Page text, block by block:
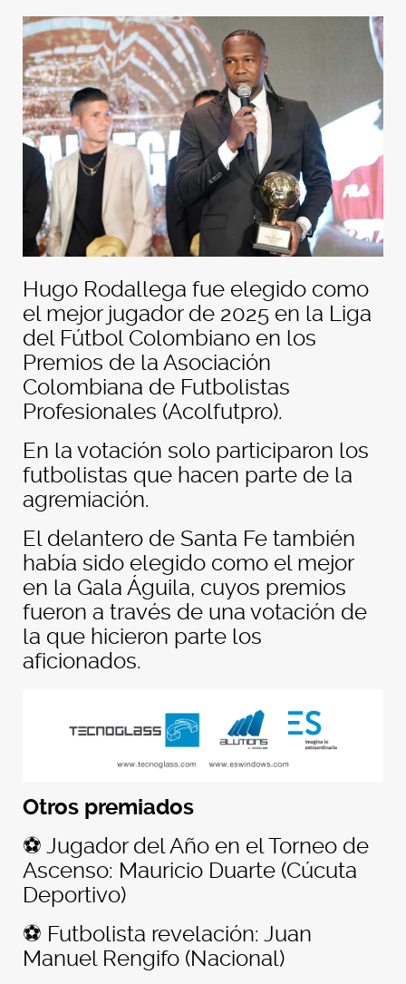
Hugo Rodallega fue elegido como
el mejor jugador de 2025 en la Liga
del Fútbol Colombiano en los
Premios de la Asociación
Colombiana de Futbolistas
Profesionales (Acolfutpro).
En la votación solo participaron los
futbolistas que hacen parte de la
agremiación.
El delantero de Santa Fe también
había sido elegido como el mejor
en la Gala Águila, cuyos premios
fueron a través de una votación de
la que hicieron parte los
aficionados.
Otros premiados
⚽️ Jugador del Año en el Torneo de
Ascenso: Mauricio Duarte (Cúcuta
Deportivo)
⚽️ Futbolista revelación: Juan
Manuel Rengifo (Nacional)